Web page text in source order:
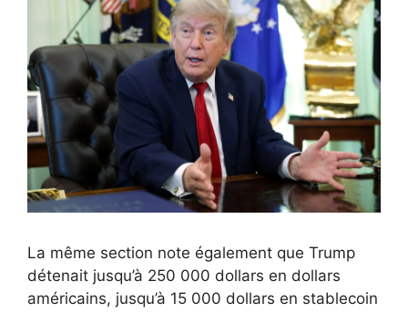
La même section note également que Trump
détenait jusqu’à 250 000 dollars en dollars
américains, jusqu’à 15 000 dollars en stablecoin